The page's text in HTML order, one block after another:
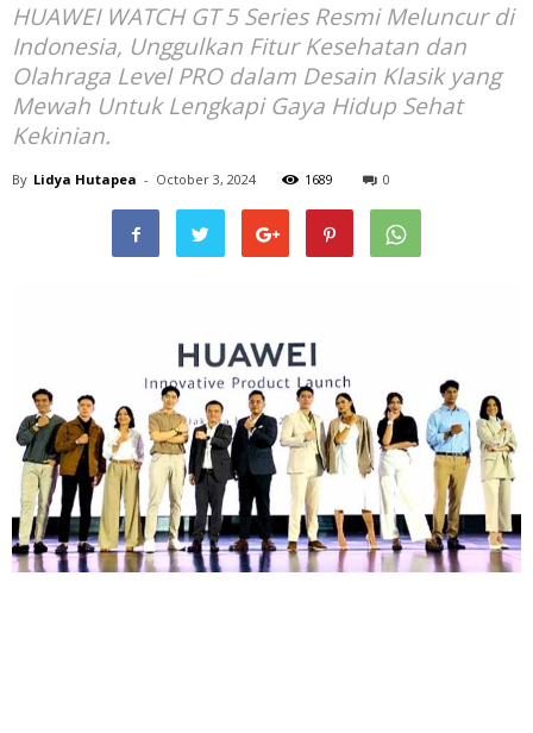
HUAWEI WATCH GT 5 Series Resmi Meluncur di
Indonesia, Unggulkan Fitur Kesehatan dan
Olahraga Level PRO dalam Desain Klasik yang
Mewah Untuk Lengkapi Gaya Hidup Sehat
Kekinian.
By Lidya Hutapea - October 3, 2024 1689 0